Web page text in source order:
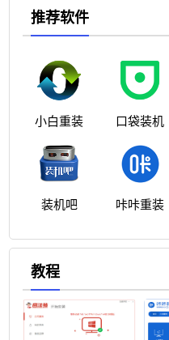
推荐软件
小白重装 口袋装机
装机吧 咔咔重装
教程